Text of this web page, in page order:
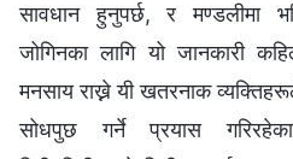
सावधान हुनुपर्छ, र मण्डलीमा
जोगिनका लागि यो जानकारी
मनसाय राख्ने यी खतरनाक
सोधपुछ गर्ने प्रयास